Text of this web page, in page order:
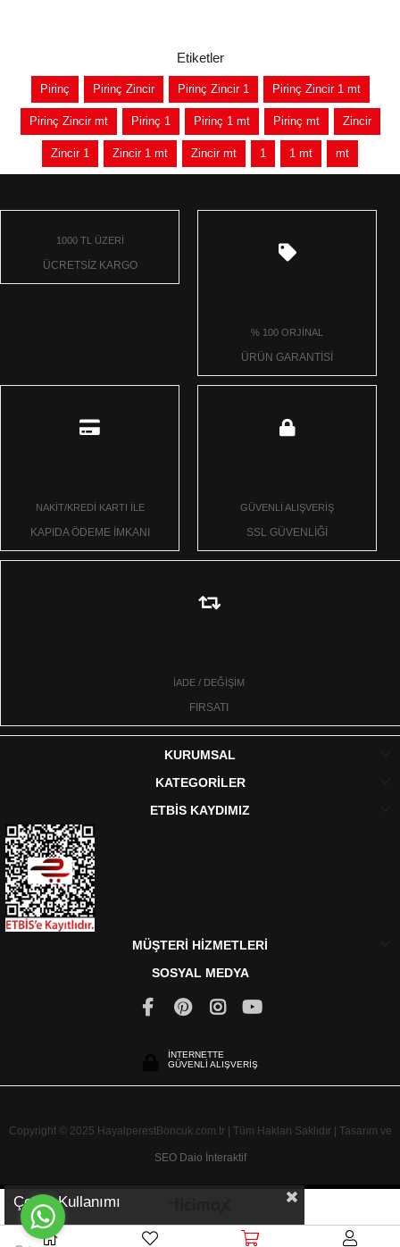
Etiketler
Pirinç Pirinç Zincir Pirinç Zincir 1 Pirinç Zincir 1 mt
Pirinç Zincir mt Pirinç 1 Pirinç 1 mt Pirinç mt Zincir
Zincir 1 Zincir 1 mt Zincir mt 1 1 mt mt
1000 TL ÜZERİ
ÜCRETSİZ KARGO
% 100 ORJİNAL
ÜRÜN GARANTİSİ
NAKİT/KREDİ KARTI İLE
KAPIDA ÖDEME İMKANI
GÜVENLİ ALIŞVERİŞ
SSL GÜVENLİĞİ
İADE / DEĞİŞİM
FIRSATI
KURUMSAL
KATEGORİLER
ETBİS KAYDIMIZ
MÜŞTERİ HİZMETLERİ
SOSYAL MEDYA
İNTERNETTE
GÜVENLİ ALIŞVERİŞ
Copyright © 2025 HayalperestBoncuk.com.tr | Tüm Hakları Saklıdır | Tasarım ve
SEO Daio İnteraktif
Çerez Kullanımı